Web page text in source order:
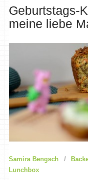
Geburtstags-
meine liebe
Samira Bengsch
Lunchbox